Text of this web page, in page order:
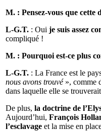
M. : Pensez-vous que cette
L-G.T. : Oui je suis assez
compliqué !
M. : Pourquoi est-ce plus
L-G.T. : La France est le
nous avons trouvé», comme
dans laquelle elle se
De plus, la doctrine de
Aujourd’hui, François
l’esclavage et la mise en